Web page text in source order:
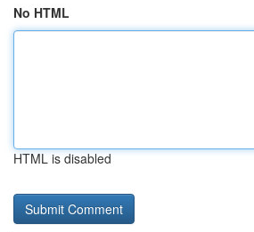
No HTML
HTML is disabled